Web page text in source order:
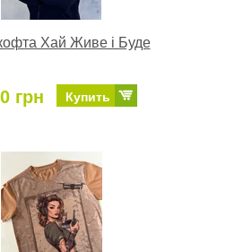
Хай Живе і Буде
грн Купить